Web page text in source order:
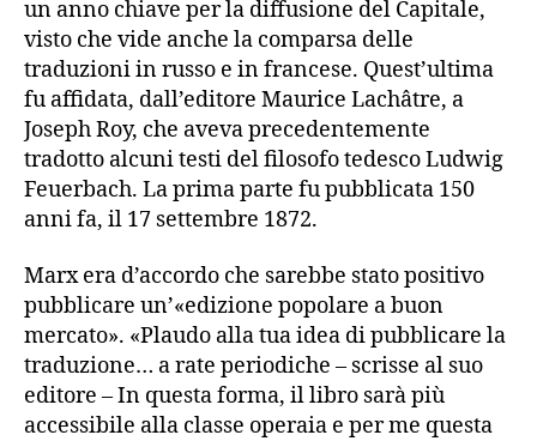
un anno chiave per la diffusione del Capitale,
visto che vide anche la comparsa delle
traduzioni in russo e in francese. Quest’ultima
fu affidata, dall’editore Maurice Lachâtre, a
Joseph Roy, che aveva precedentemente
tradotto alcuni testi del filosofo tedesco Ludwig
Feuerbach. La prima parte fu pubblicata 150
anni fa, il 17 settembre 1872.
Marx era d’accordo che sarebbe stato positivo
pubblicare un’«edizione popolare a buon
mercato». «Plaudo alla tua idea di pubblicare la
traduzione… a rate periodiche – scrisse al suo
editore – In questa forma, il libro sarà più
accessibile alla classe operaia e per me questa